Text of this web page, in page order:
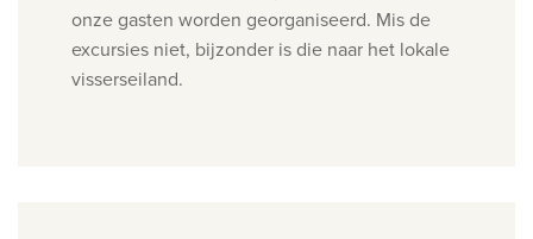
onze gasten worden georganiseerd. Mis de
excursies niet, bijzonder is die naar het lokale
visserseiland.